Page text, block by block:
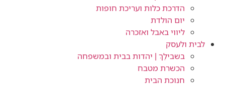
הדרכת כלות ועריכת חופות​
יום הולדת
ליווי באבל ואזכרה
לבית ולעסק
בשבילֵךְ | יהדות בבית ובמשפחה
הכשרת מטבח
חנוכת הבית